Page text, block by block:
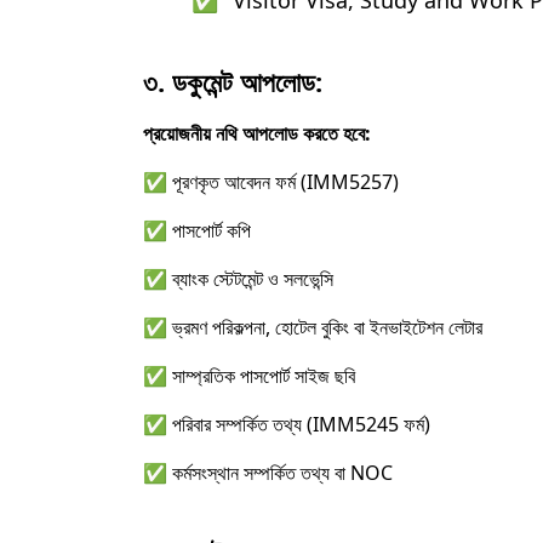
৩. ডকুমেন্ট আপলোড:
প্রয়োজনীয় নথি আপলোড করতে হবে:
✅ পূরণকৃত আবেদন ফর্ম (IMM5257)
✅ পাসপোর্ট কপি
✅ ব্যাংক স্টেটমেন্ট ও সলভেন্সি
✅ ভ্রমণ পরিকল্পনা, হোটেল বুকিং বা ইনভাইটেশন লেটার
✅ সাম্প্রতিক পাসপোর্ট সাইজ ছবি
✅ পরিবার সম্পর্কিত তথ্য (IMM5245 ফর্ম)
✅ কর্মসংস্থান সম্পর্কিত তথ্য বা NOC